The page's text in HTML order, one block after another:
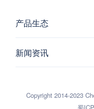
产品生态
新闻资讯
Copyright 2014-2023